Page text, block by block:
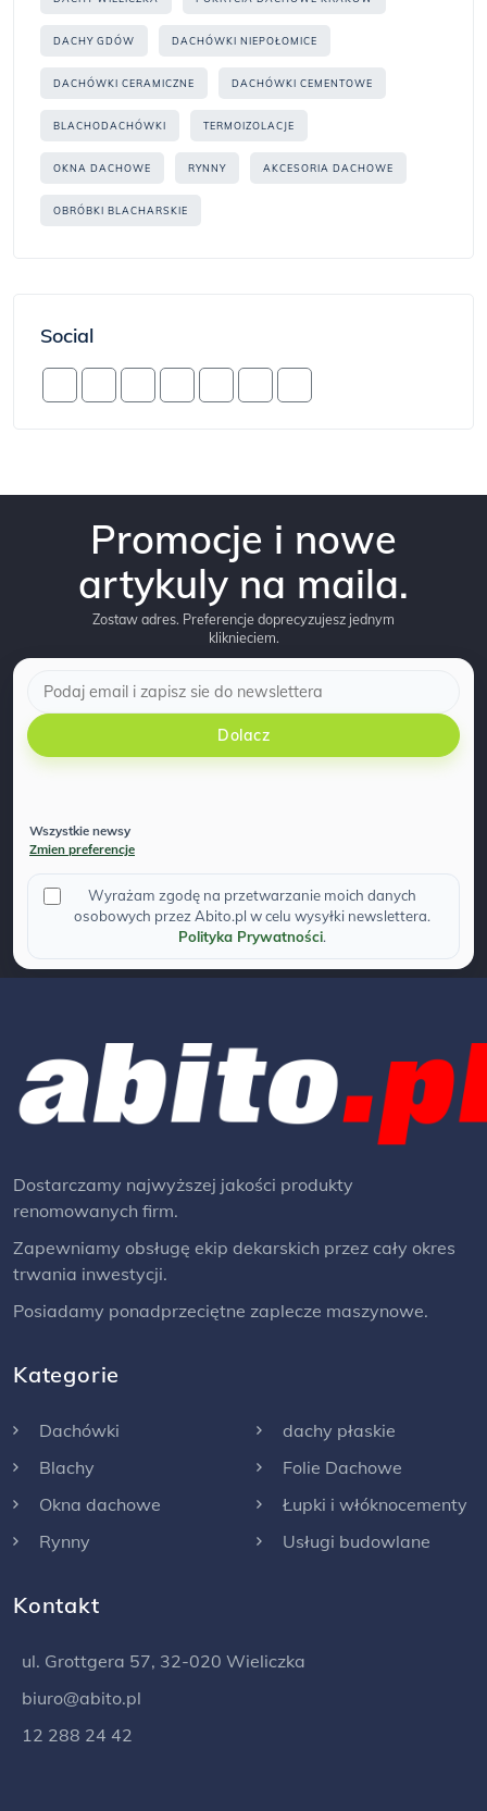
DACHY GDÓW DACHÓWKI NIEPOŁOMICE
DACHÓWKI CERAMICZNE DACHÓWKI CEMENTOWE
BLACHODACHÓWKI TERMOIZOLACJE
OKNA DACHOWE RYNNY AKCESORIA DACHOWE
OBRÓBKI BLACHARSKIE
Social
Promocje i nowe
artykuly na maila.
Zostaw adres. Preferencje doprecyzujesz jednym
kliknieciem.
Dolacz
Wszystkie newsy
Zmien preferencje
Wyrażam zgodę na przetwarzanie moich danych
osobowych przez Abito.pl w celu wysyłki newslettera.
Polityka Prywatności.
Dostarczamy najwyższej jakości produkty
renomowanych firm.
Zapewniamy obsługę ekip dekarskich przez cały okres
trwania inwestycji.
Posiadamy ponadprzeciętne zaplecze maszynowe.
Kategorie
Dachówki
Blachy
Okna dachowe
Rynny
dachy płaskie
Folie Dachowe
Łupki i włóknocementy
Usługi budowlane
Kontakt
ul. Grottgera 57, 32-020 Wieliczka
biuro@abito.pl
12 288 24 42